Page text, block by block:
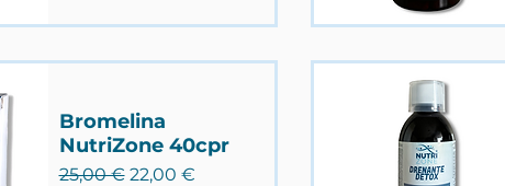
Bromelina
NutriZone 40cpr
Prezzo regolare
25,00 € Prezzo scontato
22,00 €